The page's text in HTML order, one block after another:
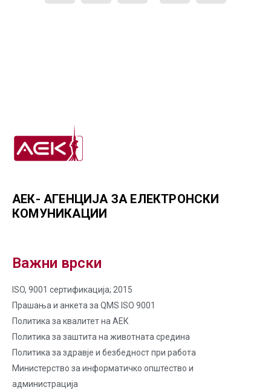
АЕК- АГЕНЦИЈА ЗА ЕЛЕКТРОНСКИ
КОМУНИКАЦИИ
Важни врски
ISO, 9001 сертификација; 2015
Прашања и анкета за QMS ISO 9001
Политика за квалитет на AЕК
Политика за заштита на животната средина
Политика за здравје и безбедност при работа
Министерство за информатичко општество и
администрација